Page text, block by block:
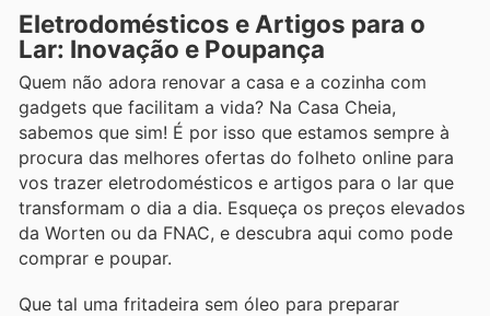
Eletrodomésticos e Artigos para o
Lar: Inovação e Poupança
Quem não adora renovar a casa e a cozinha com
gadgets que facilitam a vida? Na Casa Cheia,
sabemos que sim! É por isso que estamos sempre à
procura das melhores ofertas do folheto online para
vos trazer eletrodomésticos e artigos para o lar que
transformam o dia a dia. Esqueça os preços elevados
da Worten ou da FNAC, e descubra aqui como pode
comprar e poupar.
Que tal uma fritadeira sem óleo para preparar